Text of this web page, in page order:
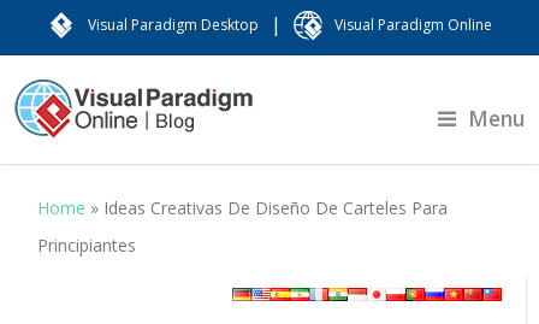
Visual Paradigm Desktop | Visual Paradigm Online
Menu
Home » Ideas Creativas De Diseño De Carteles Para
Principiantes